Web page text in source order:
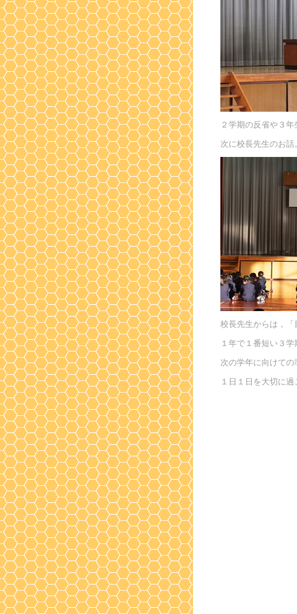
２学期の反省や３
次に校長先生のお話。
校長先生からは，「
１年で１番短い３学
次の学年に向けての
１日１日を大切に過